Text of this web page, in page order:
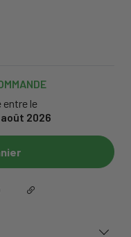
entre le
2026